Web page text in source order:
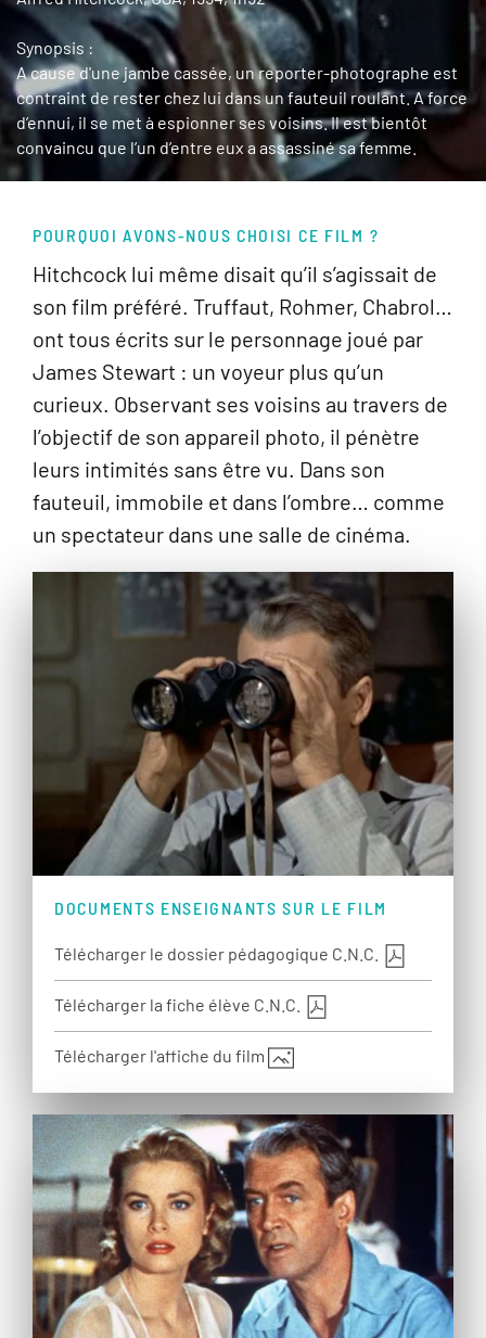
Synopsis :
A cause d'une jambe cassée, un reporter-photographe est
contraint de rester chez lui dans un fauteuil roulant. A force
d’ennui, il se met à espionner ses voisins. Il est bientôt
convaincu que l’un d’entre eux a assassiné sa femme.
POURQUOI AVONS-NOUS CHOISI CE FILM ?
Hitchcock lui même disait qu’il s’agissait de
son film préféré. Truffaut, Rohmer, Chabrol…
ont tous écrits sur le personnage joué par
James Stewart : un voyeur plus qu’un
curieux. Observant ses voisins au travers de
l’objectif de son appareil photo, il pénètre
leurs intimités sans être vu. Dans son
fauteuil, immobile et dans l’ombre… comme
un spectateur dans une salle de cinéma.
DOCUMENTS ENSEIGNANTS SUR LE FILM
Télécharger le dossier pédagogique C.N.C.
Télécharger la fiche élève C.N.C.
Télécharger l'affiche du film